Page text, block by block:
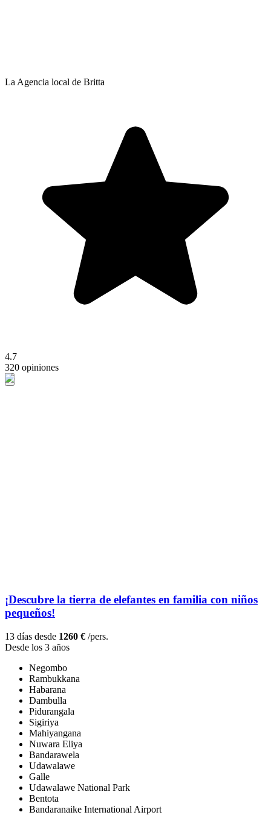
La Agencia local de Britta
4.7
320 opiniones
¡Descubre la tierra de elefantes en familia con niños
pequeños!
13 días desde 1260 € /pers.
Desde los 3 años
Negombo
Rambukkana
Habarana
Dambulla
Pidurangala
Sigiriya
Mahiyangana
Nuwara Eliya
Bandarawela
Udawalawe
Galle
Udawalawe National Park
Bentota
Bandaranaike International Airport